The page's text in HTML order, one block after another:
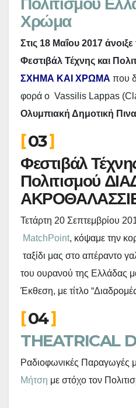
Χρώμα
Στις 18 Μαΐου 2017 άνοιξε
Φεστιβάλ Τέχνης και
ΣΧΗΜΑ ΚΑΙ ΧΡΩΜΑ που
φορά ο Vassilis Lappas
Ολυμπιακή Δημοτική
03
Φεστιβάλ
Πολιτισμού
Τετάρτη 20 Σεπτεμβρίου
MatchPoint, κόψαμε την
ταξίδι μας στο απέραντο
του ουρανού της Ελλάδας
Έκθεση, με τίτλο
04
THEATRICAL
Ραδιοφωνικές Παραγωγές
Μήτση με στόχο τον